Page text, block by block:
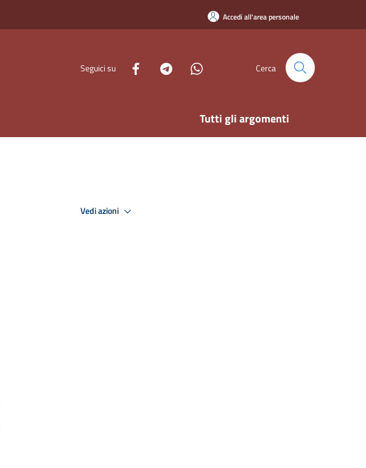
Accedi all'area personale
Seguici su Cerca
Tutti gli argomenti
Vedi azioni